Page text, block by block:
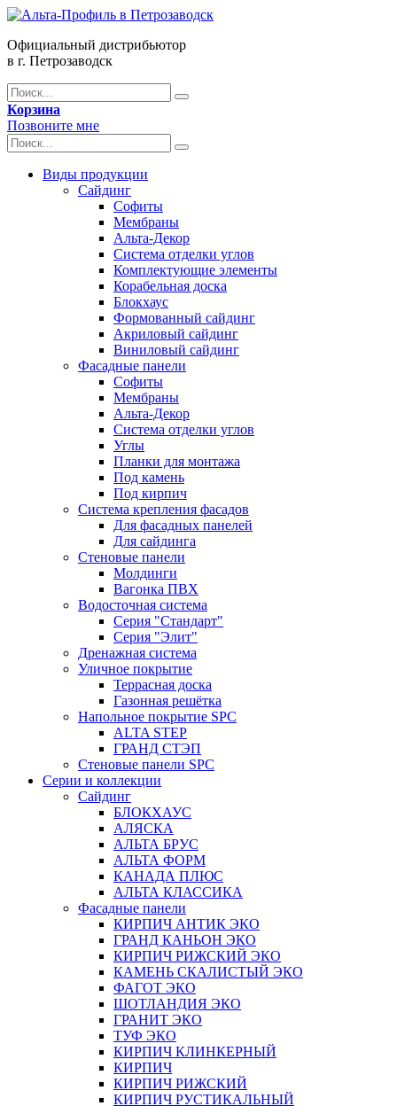
Официальный дистрибьютор
в г. Петрозаводск
Корзина
Позвоните мне
Виды продукции
Сайдинг
Софиты
Мембраны
Альта-Декор
Система отделки углов
Комплектующие элементы
Корабельная доска
Блокхаус
Формованный сайдинг
Акриловый сайдинг
Виниловый сайдинг
Фасадные панели
Софиты
Мембраны
Альта-Декор
Система отделки углов
Углы
Планки для монтажа
Под камень
Под кирпич
Система крепления фасадов
Для фасадных панелей
Для сайдинга
Стеновые панели
Молдинги
Вагонка ПВХ
Водосточная система
Серия "Стандарт"
Серия "Элит"
Дренажная система
Уличное покрытие
Террасная доска
Газонная решётка
Напольное покрытие SPC
ALTA STEP
ГРАНД СТЭП
Стеновые панели SPC
Серии и коллекции
Сайдинг
БЛОКХАУС
АЛЯСКА
АЛЬТА БРУС
АЛЬТА ФОРМ
КАНАДА ПЛЮС
АЛЬТА КЛАССИКА
Фасадные панели
КИРПИЧ АНТИК ЭКО
ГРАНД КАНЬОН ЭКО
КИРПИЧ РИЖСКИЙ ЭКО
КАМЕНЬ СКАЛИСТЫЙ ЭКО
ФАГОТ ЭКО
ШОТЛАНДИЯ ЭКО
ГРАНИТ ЭКО
ТУФ ЭКО
КИРПИЧ КЛИНКЕРНЫЙ
КИРПИЧ
КИРПИЧ РИЖСКИЙ
КИРПИЧ РУСТИКАЛЬНЫЙ